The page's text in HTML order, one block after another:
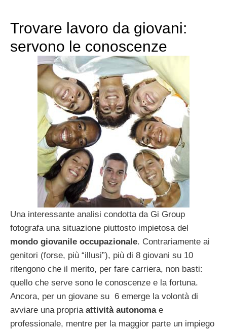
Trovare lavoro da giovani:
servono le conoscenze
Una interessante analisi condotta da Gi Group
fotografa una situazione piuttosto impietosa del
mondo giovanile occupazionale. Contrariamente ai
genitori (forse, più “illusi”), più di 8 giovani su 10
ritengono che il merito, per fare carriera, non basti:
quello che serve sono le conoscenze e la fortuna.
Ancora, per un giovane su 6 emerge la volontà di
avviare una propria attività autonomae
professionale, mentre per la maggior parte un impiego